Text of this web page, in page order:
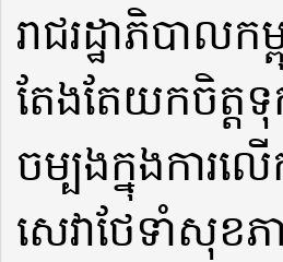
រាជរដ្ឋាភិបាលកម្
តែងតែយកចិត្ត
ចម្បងក្នុងការល
សេវាថែទាំសុខ